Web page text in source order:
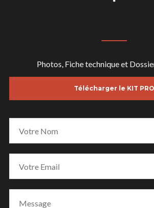
Photos, Fiche technique et
Télécharger le KIT PRO